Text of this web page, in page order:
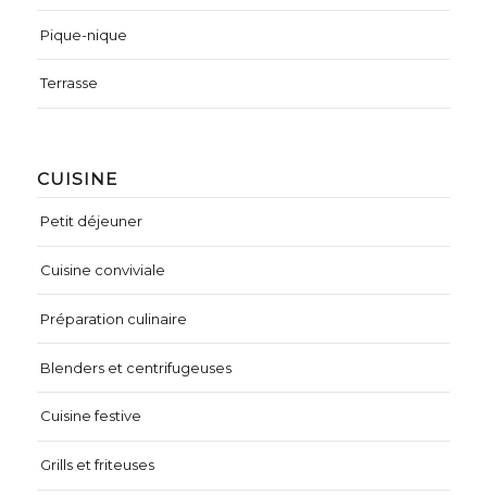
CUISINE
Petit déjeuner
Cuisine conviviale
Préparation culinaire
Blenders et centrifugeuses
Cuisine festive
Grills et friteuses
Pique-nique
Terrasse